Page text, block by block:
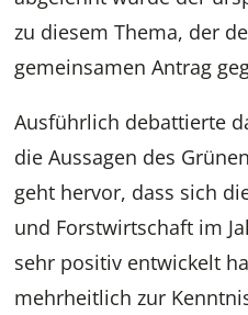
zu diesem Thema, der
gemeinsamen Antrag
Ausführlich debattierte
die Aussagen des
geht hervor, dass sich
und Forstwirtschaft im
sehr positiv entwickelt
mehrheitlich zur